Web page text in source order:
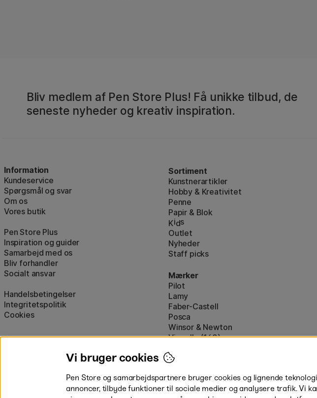
Bliv medlem af Pen Store Plus! Få unikke tilbud, de
seneste nyheder og kreativ inspiration.
Information
Kundeservice
Spørgsmål og svar
Om os
Vores butik
Pen Store Plus
Inspiration og guider
Samarbejd med os
Bliv forhandler
Socialt ansvar
Handelsbetingelser
Integritetspolitik
Cookies
Sortiment
Kunstnerartikler
Hobby & Kreativitet
Penne
Papir & Blok
Kids
Outlet
Nyheder
Staff picks
Mærker
Pilot
Lamy
Faber-Castell
Posca
Winsor & Newton
Visa alle (160)
Vi bruger cookies
Pen Store og samarbejdspartnere bruger cookies og lignende
annoncer, tilbyde funktioner til sociale medier og analysere trafik. Vi